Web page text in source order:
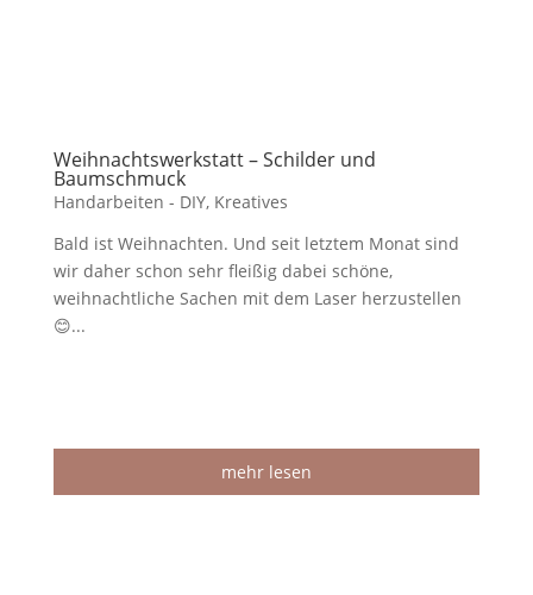
Weihnachtswerkstatt – Schilder und
Baumschmuck
Handarbeiten - DIY, Kreatives
Bald ist Weihnachten. Und seit letztem Monat sind
wir daher schon sehr fleißig dabei schöne,
weihnachtliche Sachen mit dem Laser herzustellen
😊...
mehr lesen